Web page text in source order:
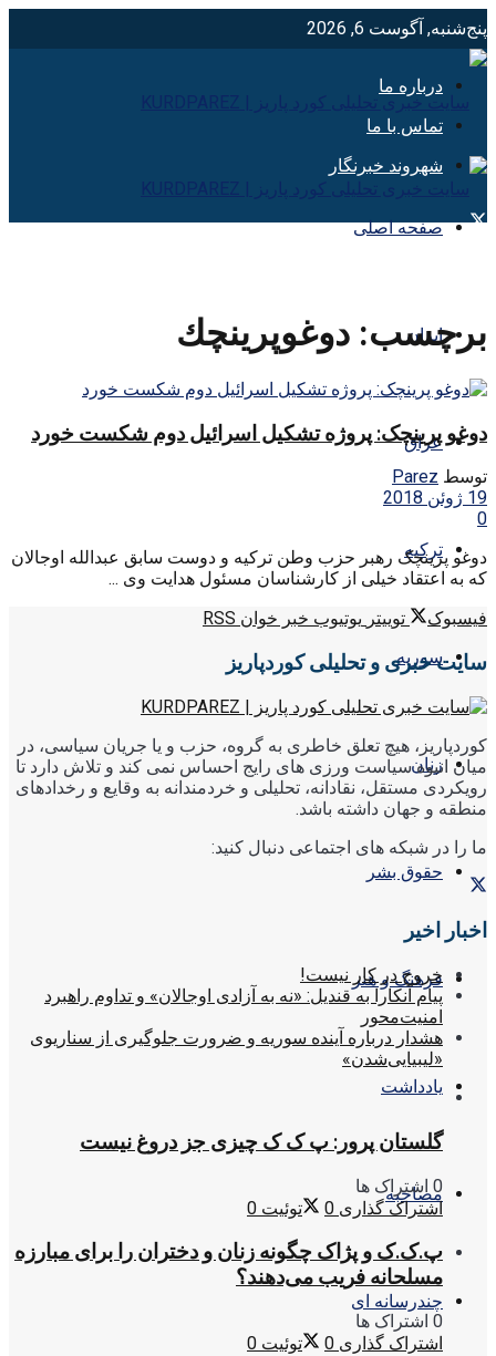
پنج‌شنبه, آگوست 6, 2026
درباره ما
تماس با ما
شهروند خبرنگار
صفحه اصلی
ایران
عراق
ترکیه
سوریه
زنان
حقوق بشر
فرهنگ و هنر
یادداشت
مصاحبه
چندرسانه ای
برچسب: دوغوپرينچك
دوغو پرینچک: پروژه تشکیل اسرائیل دوم شکست خورد
توسط Parez
19 ژوئن 2018
0
دوغو پرینچک رهبر حزب وطن ترکیه و دوست سابق عبدالله اوجالان
که به اعتقاد خیلی از کارشناسان مسئول هدایت وی ...
فیسبوک
توییتر یوتیوب خبر خوان RSS
سایت خبری و تحلیلی کوردپاریز
کوردپاریز، هیچ تعلق خاطری به گروه، حزب و یا جریان سیاسی، در
میان انبوه سیاست ورزی های رایج احساس نمی کند و تلاش دارد تا
رویکردی مستقل، نقادانه، تحلیلی و خردمندانه به وقایع و رخدادهای
منطقه و جهان داشته باشد.
ما را در شبکه های اجتماعی دنبال کنید:
اخبار اخیر
خروج در کار نیست!
پیام آنکارا به قندیل: «نه به آزادی اوجالان» و تداوم راهبرد
امنیت‌محور
هشدار درباره آینده سوریه و ضرورت جلوگیری از سناریوی
«لیبیایی‌شدن»
گلستان پرور: پ ک ک چیزی جز دروغ نیست
0 اشتراک ها
اشتراک گذاری 0 توئیت 0
پ.ک.ک و پژاک چگونه زنان و دختران را برای مبارزه
مسلحانه فریب می‌دهند؟
0 اشتراک ها
اشتراک گذاری 0 توئیت 0